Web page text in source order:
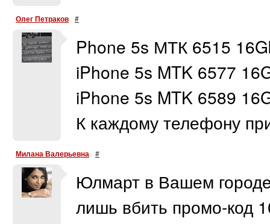
Олег Петраков #
Phone 5s МТК 6515
iPhone 5s MTK 6577
iPhone 5s MTK 6589
К каждому телефону
Милана Валерьевна #
Юлмарт в Вашем
лишь вбить промо-код